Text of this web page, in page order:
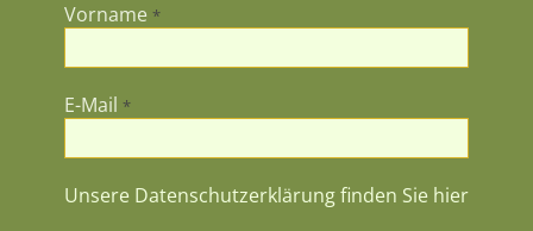
Vorname *
E-Mail *
Unsere Datenschutzerklärung finden Sie hier